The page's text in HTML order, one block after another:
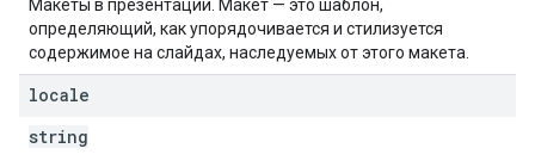
Макеты в презентации. Макет — это шаблон,
определяющий, как упорядочивается и стилизуется
содержимое на слайдах, наследуемых от этого макета.
locale
string